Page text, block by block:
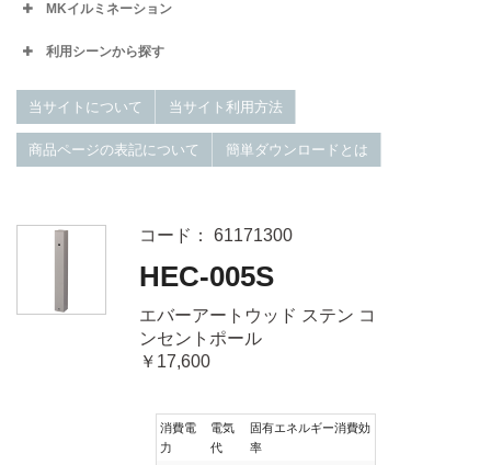
MKイルミネーション
利用シーンから探す
当サイトについて 当サイト利用方法
商品ページの表記について 簡単ダウンロードとは
コード： 61171300
HEC-005S
エバーアートウッド ステン コ
ンセントポール
￥17,600
消費電
力
電気
代
固有エネルギー消費効
率